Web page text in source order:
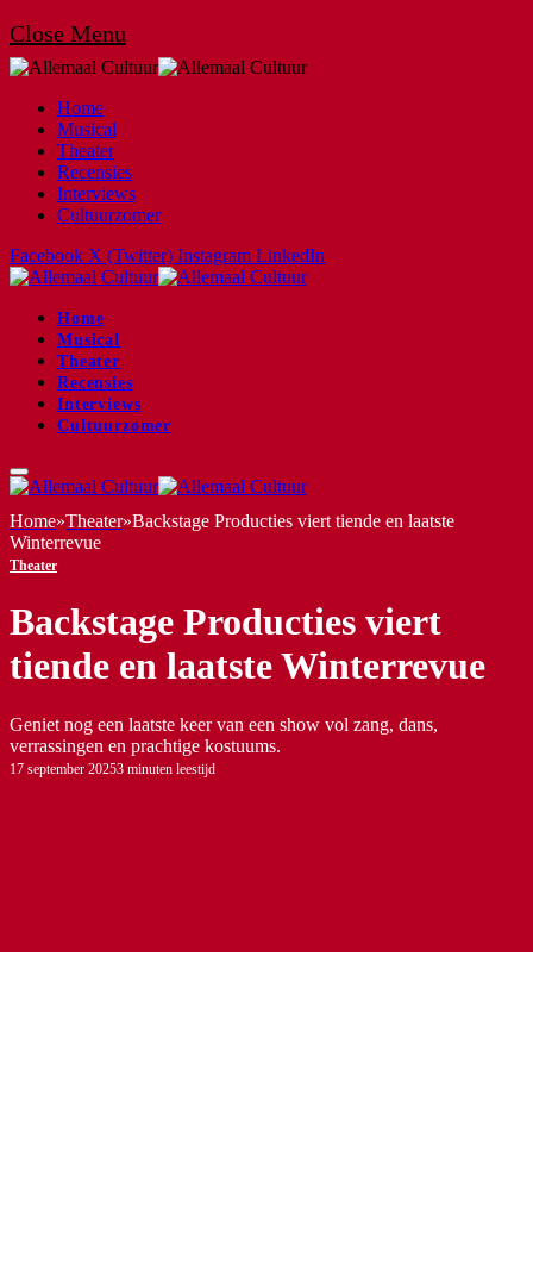
Close Menu
Home
Musical
Theater
Recensies
Interviews
Cultuurzomer
Facebook X (Twitter) Instagram LinkedIn
Home
Musical
Theater
Recensies
Interviews
Cultuurzomer
Home»Theater»Backstage Producties viert tiende en laatste
Winterrevue
Theater
Backstage Producties viert
tiende en laatste Winterrevue
Geniet nog een laatste keer van een show vol zang, dans,
verrassingen en prachtige kostuums.
17 september 20253 minuten leestijd